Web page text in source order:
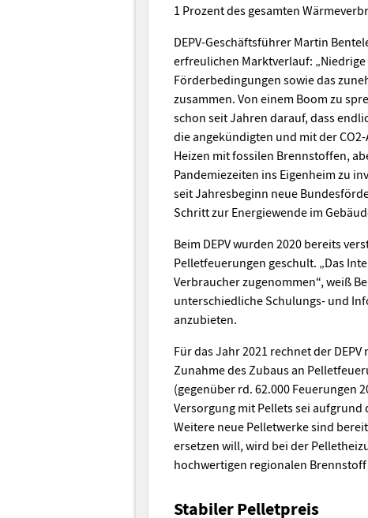
1 Prozent des gesamten
DEPV-Geschäftsführer Martin
erfreulichen Marktverlauf:
Förderbedingungen sowie das
zusammen. Von einem Boom zu
schon seit Jahren darauf, dass
die angekündigten und mit der
Heizen mit fossilen Brennstoffen,
Pandemiezeiten ins Eigenheim zu
seit Jahresbeginn neue
Schritt zur Energiewende im
Beim DEPV wurden 2020 bereits
Pelletfeuerungen geschult. „Das
Verbraucher zugenommen“, weiß
unterschiedliche Schulungs- und
anzubieten.
Für das Jahr 2021 rechnet der
Zunahme des Zubaus an
(gegenüber rd. 62.000 Feuerungen
Versorgung mit Pellets sei
Weitere neue Pelletwerke sind
ersetzen will, wird bei der
hochwertigen regionalen Brennstoff
Stabiler Pelletpreis